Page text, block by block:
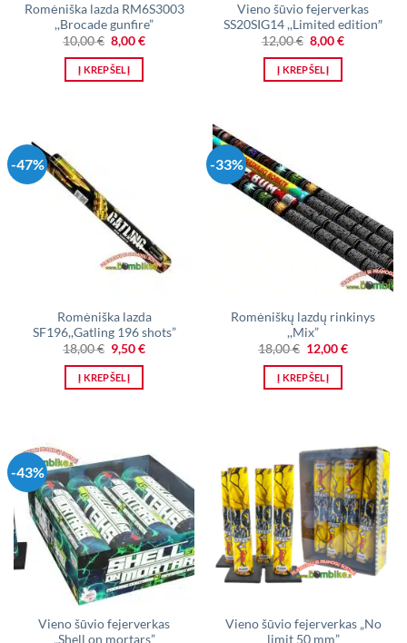
Romėniška lazda RM6S3003
,,Brocade gunfire”
10,00€ Original
price
was:
10,00 €.
8,00€Current
Į KREPŠELĮ
Vieno šūvio fejerverkas
SS20SIG14 ,,Limited edition″
12,00€ Original
price
was:
12,00 €.
8,00€Current
Į KREPŠELĮ
-47%
Romėniška lazda
SF196,,Gatling 196 shots”
18,00€ Original
price
was:
18,00 €.
9,50€Current
Į KREPŠELĮ
-33%
Romėniškų lazdų rinkinys
,,Mix”
18,00€ Original
price
was:
18,00 €.
12,00€Current
Į KREPŠELĮ
-43%
Vieno šūvio fejerverkas
„Shell on mortars”
Vieno šūvio fejerverkas „No
limit 50 mm”